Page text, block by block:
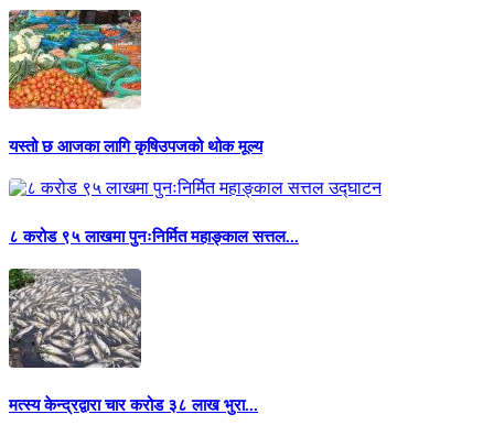
यस्तो छ आजका लागि कृषिउपजको थोक मूल्य
८ करोड ९५ लाखमा पुनःनिर्मित महाङ्काल सत्तल...
मत्स्य केन्द्रद्वारा चार करोड ३८ लाख भुरा...